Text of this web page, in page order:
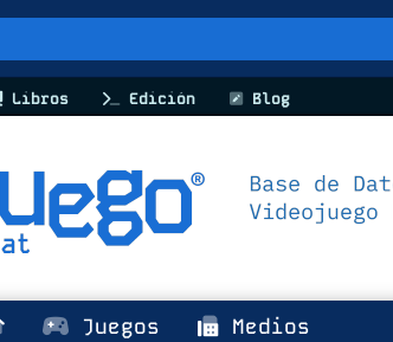
Libros Edición Blog
Juegos Medios